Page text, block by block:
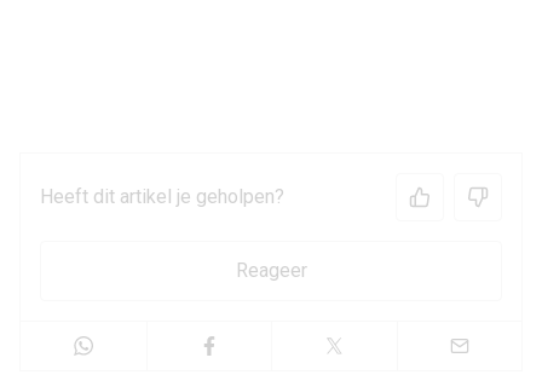
Heeft dit artikel je geholpen?
Reageer